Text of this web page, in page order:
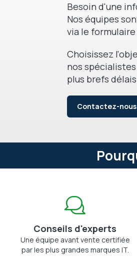
Besoin d'une
Nos équipes
via le
Choisissez
nos
plus brefs
Contactez-nous
Conseils d'experts
Une équipe avant vente certifiée
par les plus grandes marques IT.